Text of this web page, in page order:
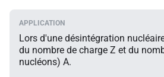
Lors d'une désintégration
du nombre de charge Z et du
nucléons) A.